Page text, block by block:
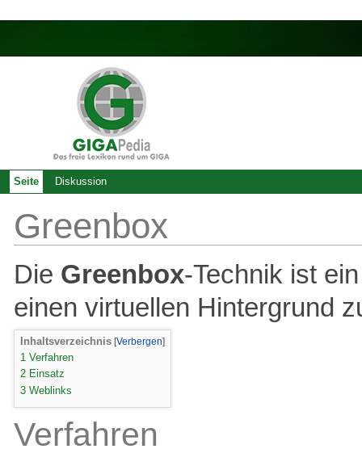
Greenbox
Die Greenbox-Technik ist
einen virtuellen Hintergrund
Inhaltsverzeichnis
1 Verfahren
2 Einsatz
3 Weblinks
Verfahren
Seite Diskussion